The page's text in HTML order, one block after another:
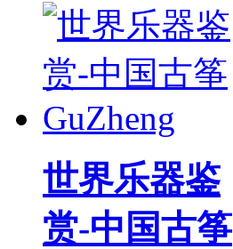
世界乐器鉴
赏-中国古筝